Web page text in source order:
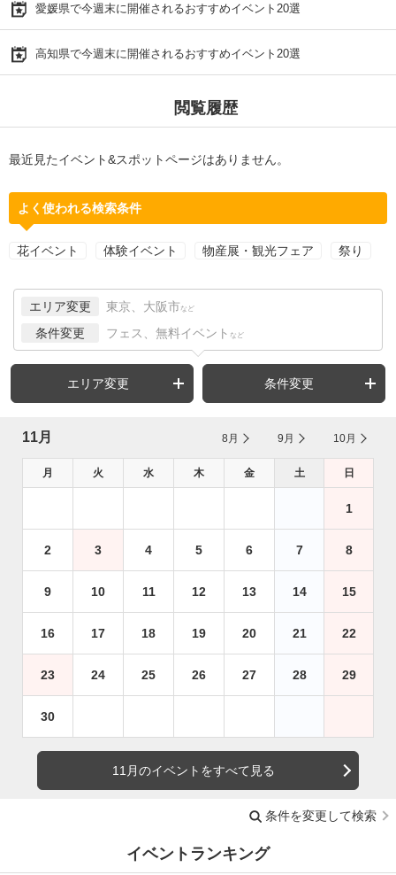
愛媛県で今週末に開催されるおすすめイベント20選
高知県で今週末に開催されるおすすめイベント20選
閲覧履歴
最近見たイベント&スポットページはありません。
よく使われる検索条件
花イベント 体験イベント 物産展・観光フェア 祭り
エリア変更 東京、大阪市 など
条件変更 フェス、無料イベント など
エリア変更 条件変更
11月 8月 9月 10月
月 火 水 木 金 土 日
1
2 3 4 5 6 7 8
9 10 11 12 13 14 15
16 17 18 19 20 21 22
23 24 25 26 27 28 29
30
11月のイベントをすべて見る
条件を変更して検索
イベントランキング